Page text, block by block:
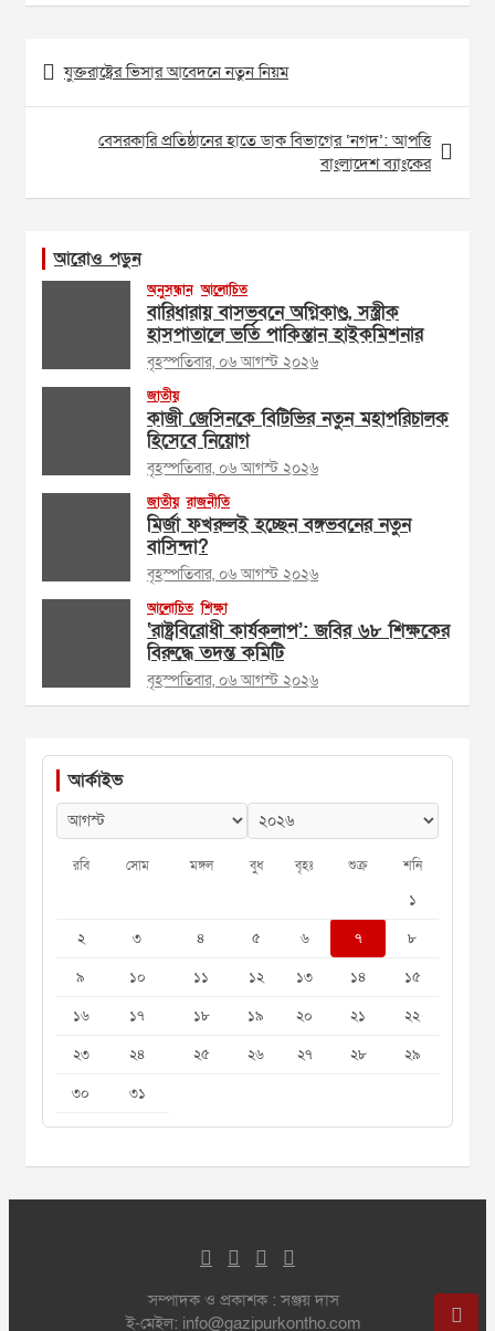
Post
navigation
যুক্তরাষ্ট্রের ভিসার আবেদনে নতুন নিয়ম
বেসরকারি প্রতিষ্ঠানের হাতে ডাক বিভাগের ‘নগদ’: আপত্তি
বাংলাদেশ ব্যাংকের
আরোও পড়ুন
অনুসন্ধান আলোচিত
বারিধারায় বাসভবনে অগ্নিকাণ্ড, সস্ত্রীক
হাসপাতালে ভর্তি পাকিস্তান হাইকমিশনার
বৃহস্পতিবার, ০৬ আগস্ট ২০২৬
জাতীয়
কাজী জেসিনকে বিটিভির নতুন মহাপরিচালক
হিসেবে নিয়োগ
বৃহস্পতিবার, ০৬ আগস্ট ২০২৬
জাতীয় রাজনীতি
মির্জা ফখরুলই হচ্ছেন বঙ্গভবনের নতুন
বাসিন্দা?
বৃহস্পতিবার, ০৬ আগস্ট ২০২৬
আলোচিত শিক্ষা
‘রাষ্ট্রবিরোধী কার্যকলাপ’: জবির ৬৮ শিক্ষকের
বিরুদ্ধে তদন্ত কমিটি
বৃহস্পতিবার, ০৬ আগস্ট ২০২৬
আর্কাইভ
রবি সোম মঙ্গল বুধ বৃহঃ শুক্র শনি
১
২
৩ ৪ ৫ ৬ ৭
৮
৯
১০ ১১ ১২ ১৩ ১৪
১৫
১৬
১৭ ১৮ ১৯ ২০ ২১
২২
২৩
২৪ ২৫ ২৬ ২৭ ২৮
২৯
৩০
৩১
সম্পাদক ও প্রকাশক : সঞ্জয় দাস
ই-মেইল: info@gazipurkontho.com